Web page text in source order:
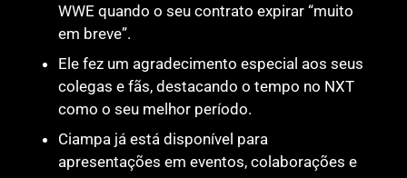
WWE quando o seu contrato expirar “muito
em breve”.
Ele fez um agradecimento especial aos seus
colegas e fãs, destacando o tempo no NXT
como o seu melhor período.
Ciampa já está disponível para
apresentações em eventos, colaborações e